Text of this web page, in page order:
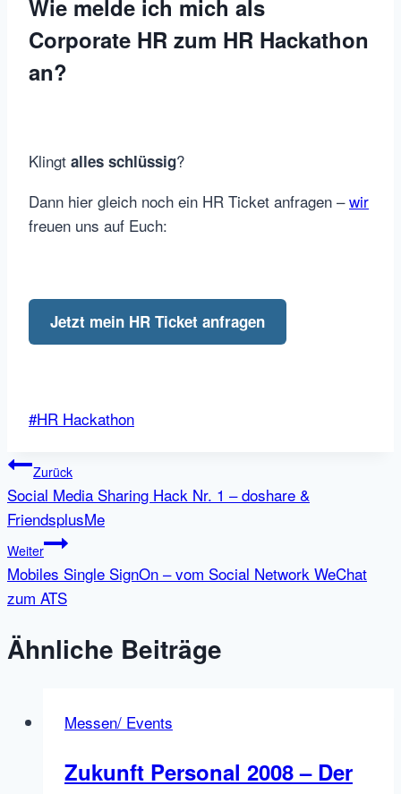
Wie melde ich mich als
Corporate HR zum HR Hackathon
an?
Klingt alles schlüssig?
Dann hier gleich noch ein HR Ticket anfragen –wir
freuen uns auf Euch:
Jetzt mein HR Ticket anfragen
Schlagworte:
#HR Hackathon
Beitragsnavigation
Zurück
Social Media Sharing Hack Nr. 1 – doshare &
FriendsplusMe
Weiter
Mobiles Single SignOn – vom Social Network WeChat
zum ATS
Ähnliche Beiträge
Messen/ Events
Zukunft Personal 2008 – Der